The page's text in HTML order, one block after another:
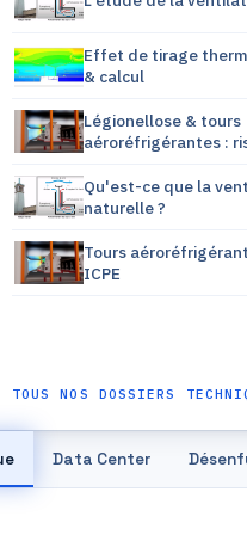
Effet de tirage
& calcul
Légionellose & tours
aéroréfrigérantes :
Qu'est-ce que la
naturelle ?
Tours
ICPE
TOUS NOS DOSSIERS
Data Center